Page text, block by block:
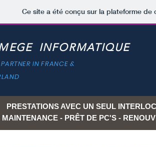
Ce site a été conçu sur la plateforme
PRESTATIONS AVEC UN SEUL
- PRÊT DE PC'S -
INFORMATIQUE
IN FRANCE &